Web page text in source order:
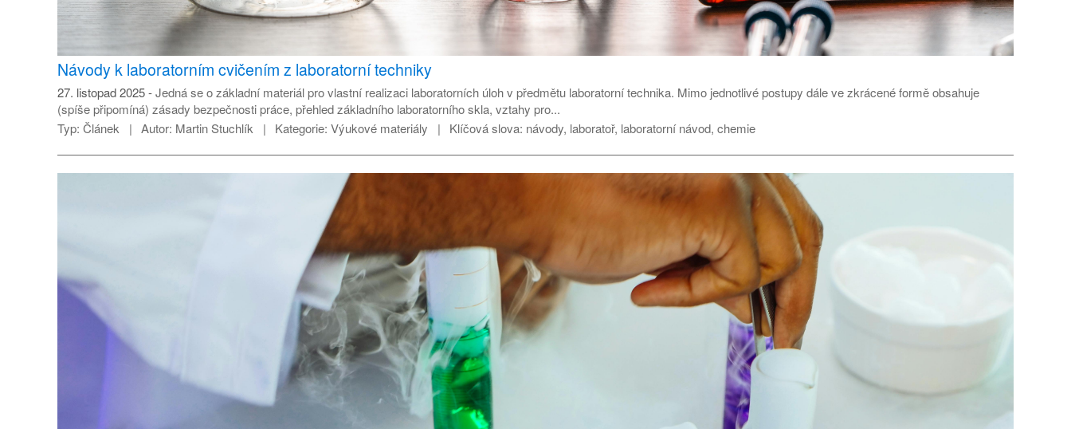
Návody k laboratorním cvičením z laboratorní techniky
27. listopad 2025
Jedná se o základní materiál pro vlastní realizaci laboratorních úloh v předmětu laboratorní technika. Mimo jednotlivé postupy dále ve zkrácené formě obsahuje
(spíše připomíná) zásady bezpečnosti práce, přehled základního laboratorního skla, vztahy pro...
Typ: Článek Autor: Martin Stuchlík Kategorie: Výukové materiály Klíčová slova: návody, laboratoř, laboratorní návod, chemie